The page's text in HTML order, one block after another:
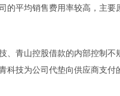
的平均销售费用率较高，主
、青山控股借款的内部控制
技为公司代垫向供应商支付